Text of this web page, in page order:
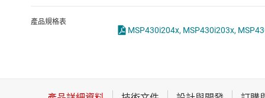
時鐘與計時
產品規格表
MSP430i204x, MSP430i203x,